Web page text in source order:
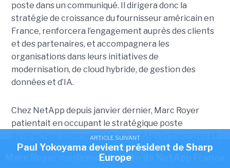
ARTICLE SUIVANT
Marc Royer confirmé à la tête de NetApp France
poste dans un communiqué. Il dirigera donc la
stratégie de croissance du fournisseur américain en
France, renforcera l’engagement auprès des clients
et des partenaires, et accompagnera les
organisations dans leurs initiatives de
modernisation, de cloud hybride, de gestion des
données et d’IA.
Chez NetApp depuis janvier dernier, Marc Royer
patientait en occupant le stratégique poste
de directeur commercial des comptes entreprises et
stratégiques. Avant de rejoindre le groupe, il a passé
plus de neuf ans chez Dell Technologies France où,
ARTICLE SUIVANT
Paul Yokoyama devient président de Sharp
Europe